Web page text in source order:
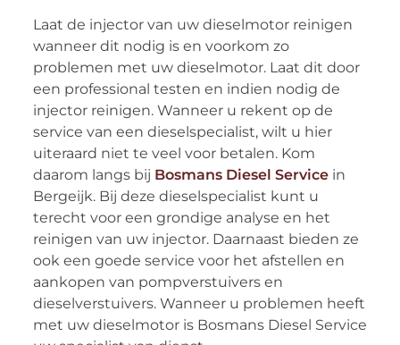
Laat de injector van uw dieselmotor reinigen
wanneer dit nodig is en voorkom zo
problemen met uw dieselmotor. Laat dit door
een professional testen en indien nodig de
injector reinigen. Wanneer u rekent op de
service van een dieselspecialist, wilt u hier
uiteraard niet te veel voor betalen. Kom
daarom langs bij Bosmans Diesel Servicein
Bergeijk. Bij deze dieselspecialist kunt u
terecht voor een grondige analyse en het
reinigen van uw injector. Daarnaast bieden ze
ook een goede service voor het afstellen en
aankopen van pompverstuivers en
dieselverstuivers. Wanneer u problemen heeft
met uw dieselmotor is Bosmans Diesel Service